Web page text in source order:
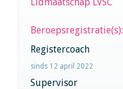
Beroepsregistratie(s):
Registercoach
sinds 12 april 2022
Supervisor